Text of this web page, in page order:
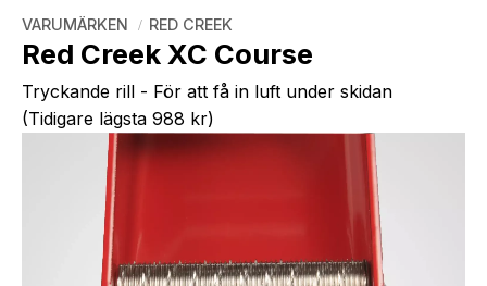
VARUMÄRKEN RED CREEK
Red Creek XC Course
Tryckande rill - För att få in luft under skidan
(Tidigare lägsta 988 kr)